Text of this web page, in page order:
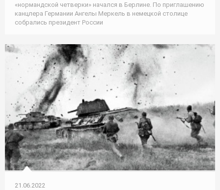
«нормандской четверки» начался в Берлине. По приглашению
канцлера Германии Ангелы Меркель в немецкой столице
собрались президент России
21.06.2022